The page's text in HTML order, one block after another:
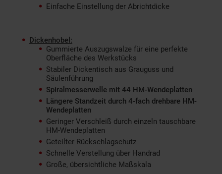
Einfache Einstellung der Abrichtdicke
Dickenhobel:
Gummierte Auszugswalze für eine perfekte
Oberfläche des Werkstücks
Stabiler Dickentisch aus Grauguss und
Säulenführung
Spiralmesserwelle mit 44 HM-Wendeplatten
Längere Standzeit durch 4-fach drehbare HM-
Wendeplatten
Geringer Verschleiß durch einzeln tauschbare
HM-Wendeplatten
Geteilter Rückschlagschutz
Schnelle Verstellung über Handrad
Große, übersichtliche Maßskala